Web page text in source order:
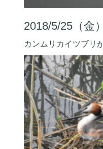
2018/5/25（
カンムリカイツブリ